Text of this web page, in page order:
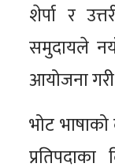
शेर्पा र
समुदायले
आयोजना
भोट